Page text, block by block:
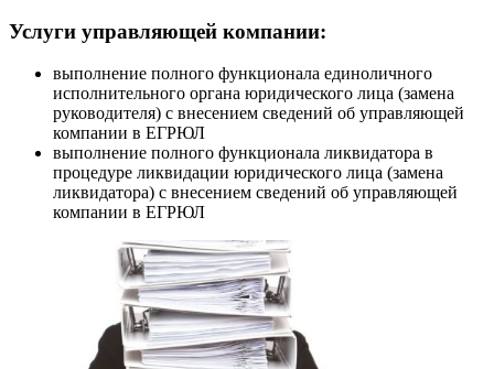
Услуги управляющей компании:
выполнение полного функционала единоличного
исполнительного органа юридического лица (замена
руководителя) с внесением сведений об управляющей
компании в ЕГРЮЛ
выполнение полного функционала ликвидатора в
процедуре ликвидации юридического лица (замена
ликвидатора) с внесением сведений об управляющей
компании в ЕГРЮЛ